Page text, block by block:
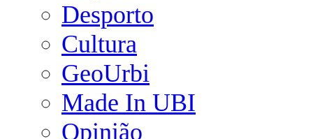
Desporto
Cultura
GeoUrbi
Made In UBI
Opinião